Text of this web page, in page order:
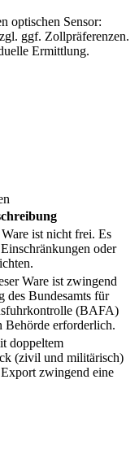
optischen Sensor:
ggf. Zollpräferenzen.
Ermittlung.
ist nicht frei. Es
oder
Ware ist zwingend
des Bundesamts für
(BAFA)
Behörde erforderlich.
doppeltem
(zivil und militärisch)
zwingend eine